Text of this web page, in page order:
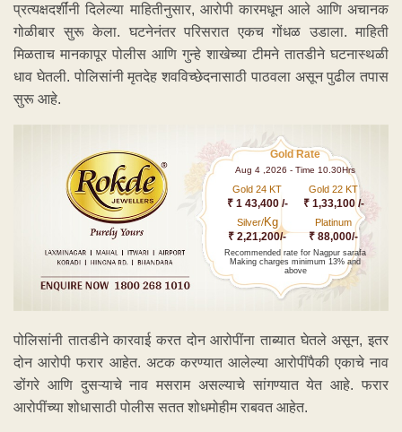
प्रत्यक्षदर्शींनी दिलेल्या माहितीनुसार, आरोपी कारमधून आले आणि अचानक
गोळीबार सुरू केला. घटनेनंतर परिसरात एकच गोंधळ उडाला. माहिती
मिळताच मानकापूर पोलीस आणि गुन्हे शाखेच्या टीमने तातडीने घटनास्थळी
धाव घेतली. पोलिसांनी मृतदेह शवविच्छेदनासाठी पाठवला असून पुढील तपास
सुरू आहे.
Gold Rate
Aug 4 ,2026 - Time 10.30Hrs
Gold 24 KT
₹ 1 43,400 /-
Gold 22 KT
₹ 1,33,100 /-
Silver/Kg
₹ 2,21,200/-
Platinum
₹ 88,000/-
Recommended rate for Nagpur sarafa
Making charges minimum 13% and
above
पोलिसांनी तातडीने कारवाई करत दोन आरोपींना ताब्यात घेतले असून, इतर
दोन आरोपी फरार आहेत. अटक करण्यात आलेल्या आरोपींपैकी एकाचे नाव
डोंगरे आणि दुसऱ्याचे नाव मसराम असल्याचे सांगण्यात येत आहे. फरार
आरोपींच्या शोधासाठी पोलीस सतत शोधमोहीम राबवत आहेत.